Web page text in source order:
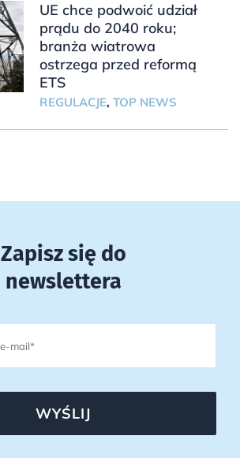
UE chce podwoić udział
prądu do 2040 roku;
branża wiatrowa
ostrzega przed reformą
ETS
REGULACJE, TOP NEWS
Zapisz się do
newslettera
WYŚLIJ